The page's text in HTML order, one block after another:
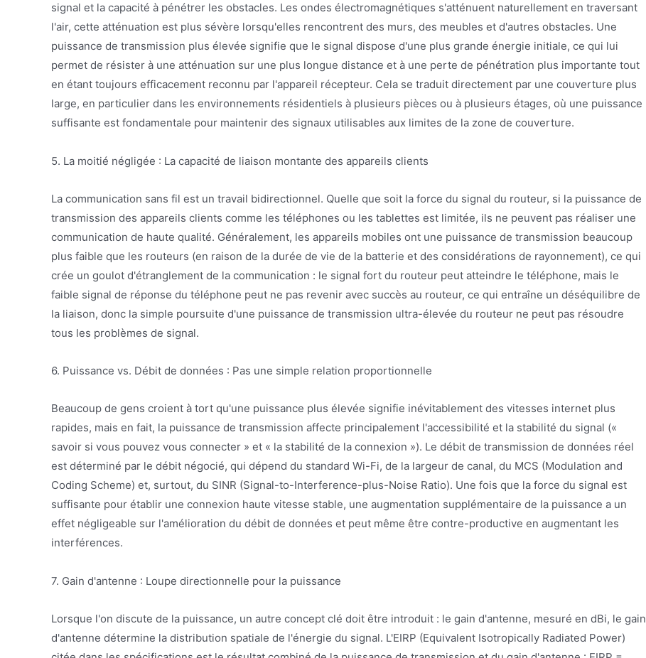
signal et la capacité à pénétrer les obstacles. Les ondes électromagnétiques s'atténuent naturellement en traversant
l'air, cette atténuation est plus sévère lorsqu'elles rencontrent des murs, des meubles et d'autres obstacles. Une
puissance de transmission plus élevée signifie que le signal dispose d'une plus grande énergie initiale, ce qui lui
permet de résister à une atténuation sur une plus longue distance et à une perte de pénétration plus importante tout
en étant toujours efficacement reconnu par l'appareil récepteur. Cela se traduit directement par une couverture plus
large, en particulier dans les environnements résidentiels à plusieurs pièces ou à plusieurs étages, où une puissance
suffisante est fondamentale pour maintenir des signaux utilisables aux limites de la zone de couverture.
5. La moitié négligée : La capacité de liaison montante des appareils clients
La communication sans fil est un travail bidirectionnel. Quelle que soit la force du signal du routeur, si la puissance de
transmission des appareils clients comme les téléphones ou les tablettes est limitée, ils ne peuvent pas réaliser une
communication de haute qualité. Généralement, les appareils mobiles ont une puissance de transmission beaucoup
plus faible que les routeurs (en raison de la durée de vie de la batterie et des considérations de rayonnement), ce qui
crée un goulot d'étranglement de la communication : le signal fort du routeur peut atteindre le téléphone, mais le
faible signal de réponse du téléphone peut ne pas revenir avec succès au routeur, ce qui entraîne un déséquilibre de
la liaison, donc la simple poursuite d'une puissance de transmission ultra-élevée du routeur ne peut pas résoudre
tous les problèmes de signal.
6. Puissance vs. Débit de données : Pas une simple relation proportionnelle
Beaucoup de gens croient à tort qu'une puissance plus élevée signifie inévitablement des vitesses internet plus
rapides, mais en fait, la puissance de transmission affecte principalement l'accessibilité et la stabilité du signal («
savoir si vous pouvez vous connecter » et « la stabilité de la connexion »). Le débit de transmission de données réel
est déterminé par le débit négocié, qui dépend du standard Wi-Fi, de la largeur de canal, du MCS (Modulation and
Coding Scheme) et, surtout, du SINR (Signal-to-Interference-plus-Noise Ratio). Une fois que la force du signal est
suffisante pour établir une connexion haute vitesse stable, une augmentation supplémentaire de la puissance a un
effet négligeable sur l'amélioration du débit de données et peut même être contre-productive en augmentant les
interférences.
7. Gain d'antenne : Loupe directionnelle pour la puissance
Lorsque l'on discute de la puissance, un autre concept clé doit être introduit : le gain d'antenne, mesuré en dBi, le gain
d'antenne détermine la distribution spatiale de l'énergie du signal. L'EIRP (Equivalent Isotropically Radiated Power)